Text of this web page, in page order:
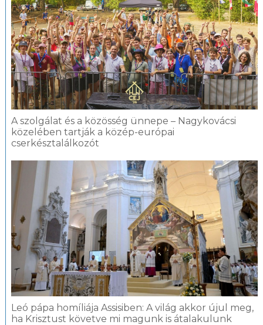
A szolgálat és a közösség ünnepe – Nagykovácsi
közelében tartják a közép-európai
cserkésztalálkozót
Leó pápa homíliája Assisiben: A világ akkor újul meg,
ha Krisztust követve mi magunk is átalakulunk